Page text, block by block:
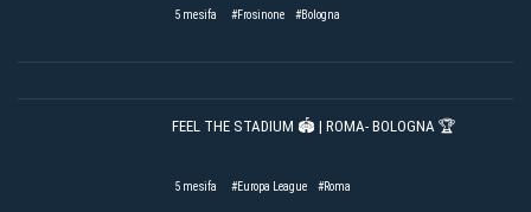
5 mesifa #Frosinone #Bologna
FEEL THE STADIUM 🏟️ | ROMA- BOLOGNA 🏆
5 mesifa #Europa League #Roma